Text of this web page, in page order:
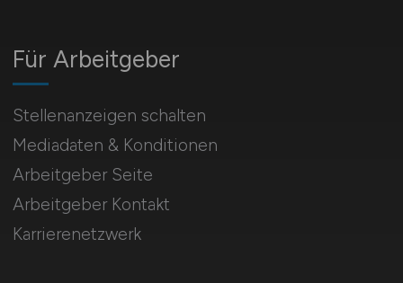
Für Arbeitgeber
Stellenanzeigen schalten
Mediadaten & Konditionen
Arbeitgeber Seite
Arbeitgeber Kontakt
Karrierenetzwerk